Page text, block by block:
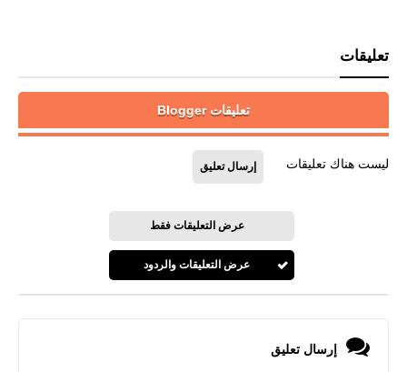
تعليقات
تعليقات Blogger
ليست هناك تعليقات إرسال تعليق
عرض التعليقات فقط
عرض التعليقات والردود
إرسال تعليق